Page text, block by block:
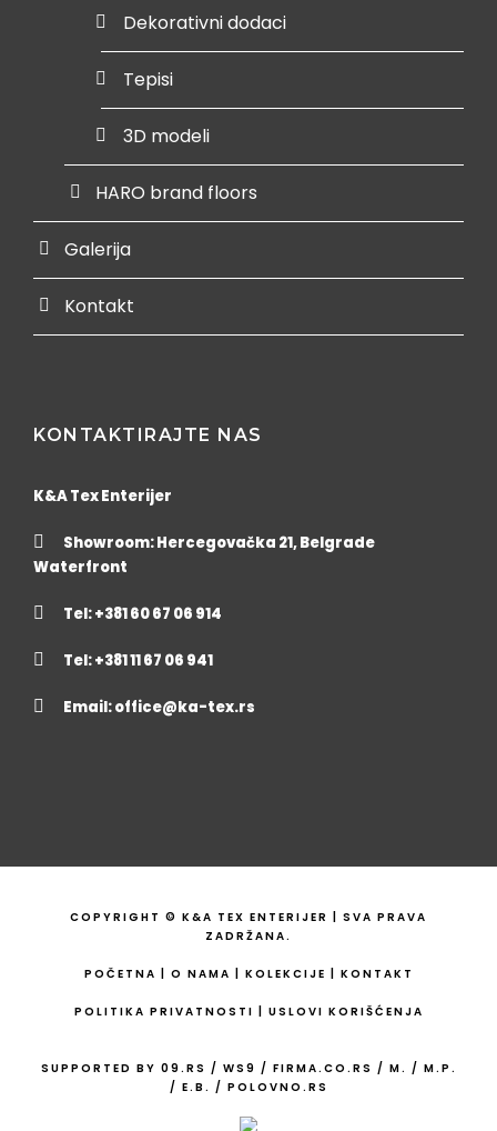
Dekorativni dodaci
Tepisi
3D modeli
HARO brand floors
Galerija
Kontakt
KONTAKTIRAJTE NAS
K&A Tex Enterijer
Showroom: Hercegovačka 21, Belgrade
Waterfront
Tel: +381 60 67 06 914
Tel: +381 11 67 06 941
Email:office@ka-tex.rs
COPYRIGHT © K&A TEX ENTERIJER | SVA PRAVA
ZADRŽANA.
POČETNA O NAMA KOLEKCIJE KONTAKT
POLITIKA PRIVATNOSTI USLOVI KORIŠĆENJA
SUPPORTED BY 09.RS / WS9 / FIRMA.CO.RS / M. / M.P.
/ E.B. / POLOVNO.RS